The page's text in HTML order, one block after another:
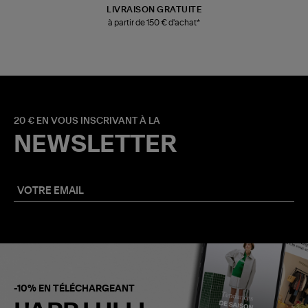
LIVRAISON GRATUITE
à partir de 150 € d'achat*
20 € EN VOUS INSCRIVANT À LA
NEWSLETTER
-10% EN TÉLÉCHARGEANT